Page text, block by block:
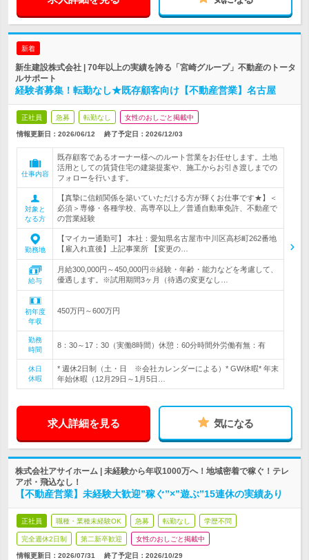
新着
新生建設株式会社 | 70年以上の実績を誇る「宮崎グループ」不動産のトータ
ルサポート
経験者募集！転勤なし★既存顧客向け【不動産営業】名古屋
正社員 急募 転勤なし 女性のおしごと掲載中
情報更新日：2026/06/12 終了予定日： 2026/12/03
仕事内容
既存顧客であるオーナー様へのルート営業をお任せします。土地
活用としての賃貸住宅の建築提案や、施工からお引き渡しまでの
フォローを行います。
対象と
なる方
【真摯に信頼関係を築いていただける方が輝くお仕事です★】＜
必須＞専修・各種学校、高専卒以上／普通自動車免許、不動産で
の営業経験
勤務地
【マイカー通勤可】 本社：愛知県名古屋市中川区高杉町262番地
【雇入れ直後】上記事業所 【変更の…
給与
月給300,000円～450,000円※経験・年齢・能力などを考慮して、
優遇します。※試用期間3ヶ月（待遇の変更なし…
初年度
年収
450万円～600万円
勤務
時間
8：30～17：30（実働8時間）休憩：60分時間外労働有無：有
休日
休暇
* 週休2日制（土・日 ※会社カレンダーによる）* GW休暇* 年末
年始休暇（12月29日～1月5日…
求人詳細を見る 気になる
株式会社アサイホーム | 未経験から年収1000万へ！地域密着で稼ぐ！テレ
アポ・飛込なし！
【不動産営業】未経験大歓迎”稼ぐ”×”遊ぶ”15連休の実績あり
正社員 職種・業種未経験OK 急募 転勤なし 学歴不問
完全週休2日制 第二新卒歓迎 女性のおしごと掲載中
情報更新日：2026/07/31 終了予定日： 2026/10/29